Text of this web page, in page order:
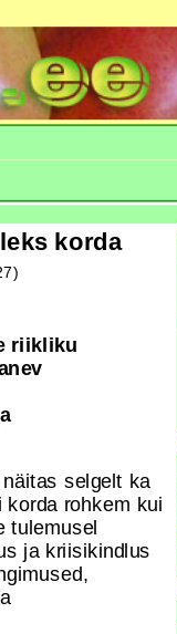
korda
riikliku
selgelt ka
rohkem kui
tulemusel
ja kriisikindlus